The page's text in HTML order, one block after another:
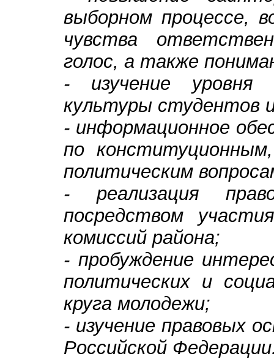
выборном процессе,
чувства
голос, а также
- изучение уровня
культуры студентов
- информационное
по
политическим
- реализация
посредством
комиссий района;
- пробуждение
политических и
круга молодежи;
- изучение правовых
Российской